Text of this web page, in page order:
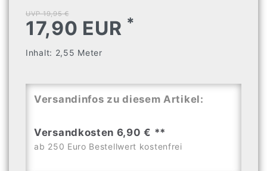
UVP 19,95 €
17,90 EUR *
Inhalt: 2,55 Meter
Versandinfos zu diesem Artikel:
Versandkosten 6,90 € **
ab 250 Euro Bestellwert kostenfrei